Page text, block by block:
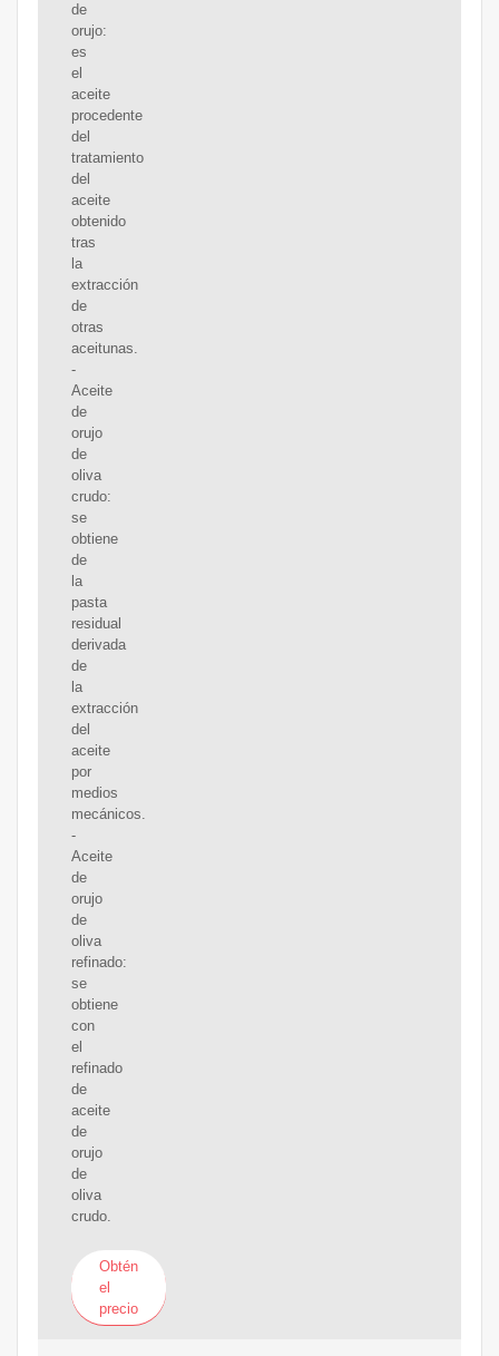
de
orujo:
es
el
aceite
procedente
del
tratamiento
del
aceite
obtenido
tras
la
extracción
de
otras
aceitunas.
-
Aceite
de
orujo
de
oliva
crudo:
se
obtiene
de
la
pasta
residual
derivada
de
la
extracción
del
aceite
por
medios
mecánicos.
-
Aceite
de
orujo
de
oliva
refinado:
se
obtiene
con
el
refinado
de
aceite
de
orujo
de
oliva
crudo.
Obtén
el
precio